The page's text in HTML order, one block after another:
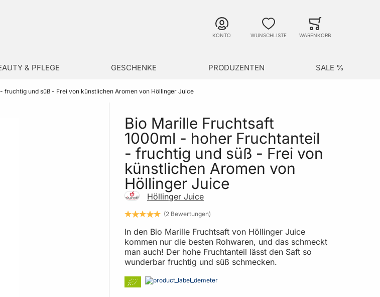
KONTO WUNSCHLISTE WARENKORB
& PFLEGE GESCHENKE PRODUZENTEN SALE %
und süß - Frei von künstlichen Aromen von Höllinger Juice
Bio Marille Fruchtsaft
1000ml - hoher Fruchtanteil
- fruchtig und süß - Frei von
künstlichen Aromen von
Höllinger Juice
Höllinger Juice
2 Bewertungen
In den Bio Marille Fruchtsaft von Höllinger Juice
kommen nur die besten Rohwaren, und das schmeckt
man auch! Der hohe Fruchtanteil lässt den Saft so
wunderbar fruchtig und süß schmecken.